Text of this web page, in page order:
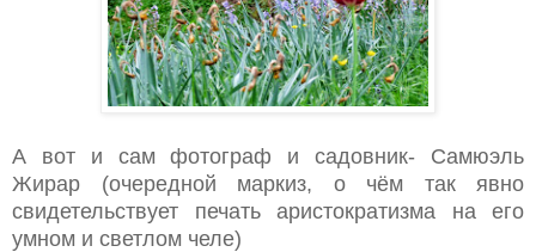
А вот и сам фотограф и садовник- Самюэль
Жирар (очередной маркиз, о чём так явно
свидетельствует печать аристократизма на его
умном и светлом челе)